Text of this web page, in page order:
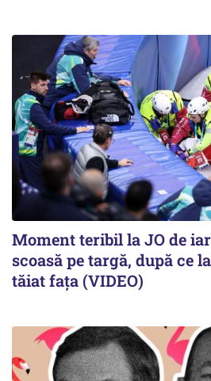
Moment teribil la JO de
scoasă pe targă, după ce
tăiat fața (VIDEO)